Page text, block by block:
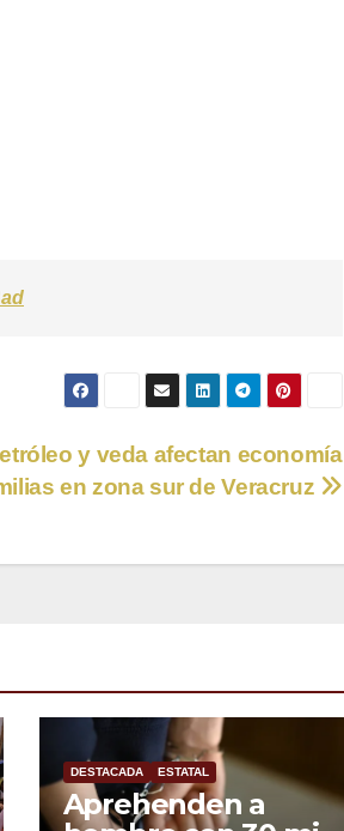
y veda afectan economía
en zona sur de Veracruz
DESTACADA ESTATAL
Aprehenden a